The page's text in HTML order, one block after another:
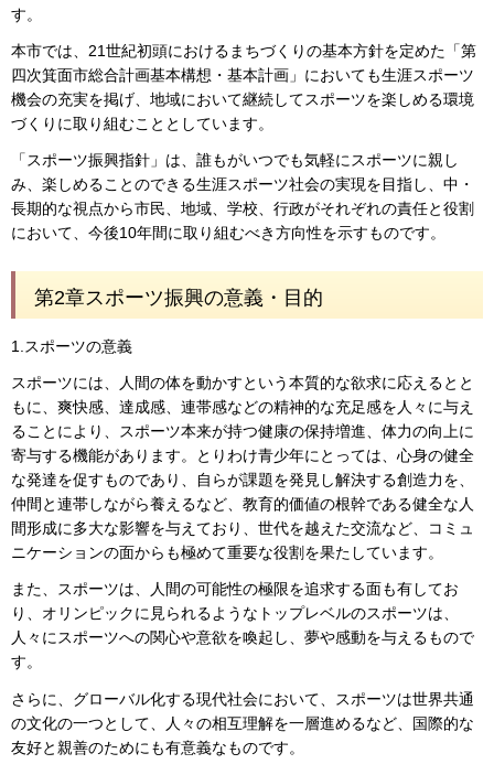
す。
本市では、21世紀初頭におけるまちづくりの基本方針を定めた「第
四次箕面市総合計画基本構想・基本計画」においても生涯スポーツ
機会の充実を掲げ、地域において継続してスポーツを楽しめる環境
づくりに取り組むこととしています。
「スポーツ振興指針」は、誰もがいつでも気軽にスポーツに親し
み、楽しめることのできる生涯スポーツ社会の実現を目指し、中・
長期的な視点から市民、地域、学校、行政がそれぞれの責任と役割
において、今後10年間に取り組むべき方向性を示すものです。
第2章スポーツ振興の意義・目的
1.スポーツの意義
スポーツには、人間の体を動かすという本質的な欲求に応えるとと
もに、爽快感、達成感、連帯感などの精神的な充足感を人々に与え
ることにより、スポーツ本来が持つ健康の保持増進、体力の向上に
寄与する機能があります。とりわけ青少年にとっては、心身の健全
な発達を促すものであり、自らが課題を発見し解決する創造力を、
仲間と連帯しながら養えるなど、教育的価値の根幹である健全な人
間形成に多大な影響を与えており、世代を越えた交流など、コミュ
ニケーションの面からも極めて重要な役割を果たしています。
また、スポーツは、人間の可能性の極限を追求する面も有してお
り、オリンピックに見られるようなトップレベルのスポーツは、
人々にスポーツへの関心や意欲を喚起し、夢や感動を与えるもので
す。
さらに、グローバル化する現代社会において、スポーツは世界共通
の文化の一つとして、人々の相互理解を一層進めるなど、国際的な
友好と親善のためにも有意義なものです。